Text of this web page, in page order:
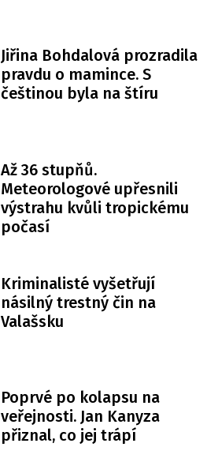
Jiřina Bohdalová prozradila
pravdu o mamince. S
češtinou byla na štíru
Až 36 stupňů.
Meteorologové upřesnili
výstrahu kvůli tropickému
počasí
Kriminalisté vyšetřují
násilný trestný čin na
Valašsku
Poprvé po kolapsu na
veřejnosti. Jan Kanyza
přiznal, co jej trápí